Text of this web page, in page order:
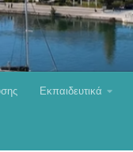
Εκπαιδευτικά